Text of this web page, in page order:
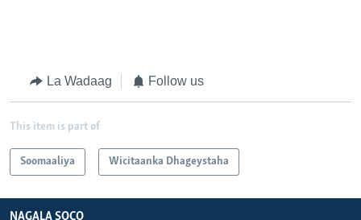
La Wadaag Follow us
This item is part of
Soomaaliya Wicitaanka Dhageystaha
NAGALA SOCO